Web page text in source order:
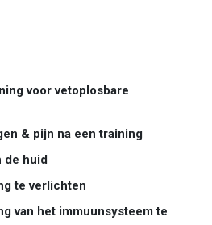
voor vetoplosbare
& pijn na een training
de huid
te verlichten
van het immuunsysteem te